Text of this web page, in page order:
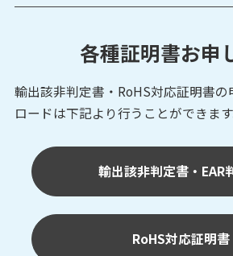
各種証明書お申
輸出該非判定書・RoHS対応証明書の
ロードは下記より行うことができます
輸出該非判定書・EAR
RoHS対応証明書